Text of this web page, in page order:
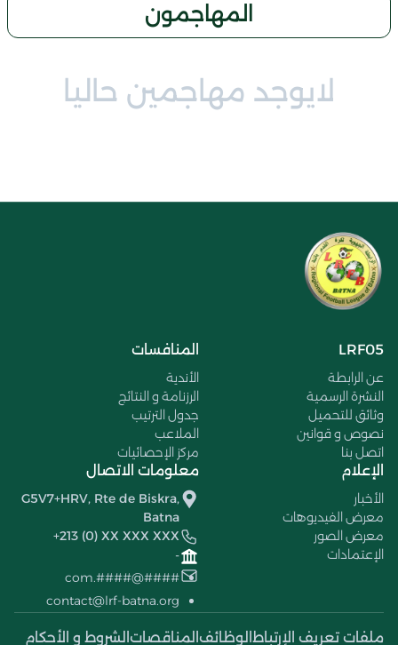
المهاجمون
لايوجد مهاجمين حاليا
LRF05
عن الرابطة
النشرة الرسمية
وثائق للتحميل
نصوص و قوانين
اتصل بنا
المنافسات
الأندية
الرزنامة و النتائج
جدول الترتيب
الملاعب
مركز الإحصائيات
الإعلام
الأخبار
معرض الفيديوهات
معرض الصور
الإعتمادات
معلومات الاتصال
G5V7+HRV, Rte de Biskra,
Batna
+213 (0) XX XXX XXX
-
####@####.com
contact@lrf-batna.org
ملفات تعريف الإرتباط الوظائف المناقصات الشروط و الأحكام